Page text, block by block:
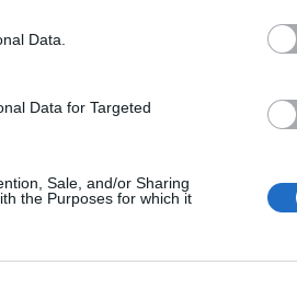
Data.
Data for Targeted
Sale, and/or Sharing
the Purposes for which it